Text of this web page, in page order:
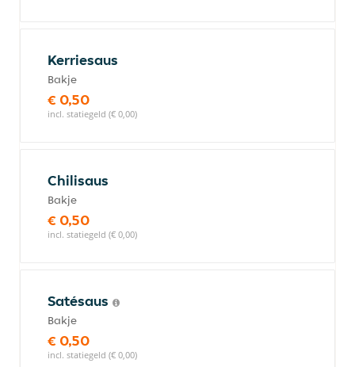
Kerriesaus
Bakje
€ 0,50
incl. statiegeld (€ 0,00)
Chilisaus
Bakje
€ 0,50
incl. statiegeld (€ 0,00)
Satésaus
Bakje
€ 0,50
incl. statiegeld (€ 0,00)